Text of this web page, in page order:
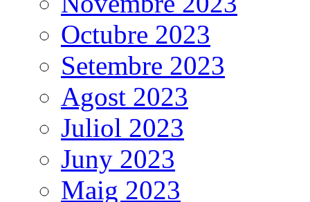
Octubre 2023
Setembre 2023
Agost 2023
Juliol 2023
Juny 2023
Maig 2023